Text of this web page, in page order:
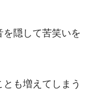
隠して苦笑いを
も増えてしまう